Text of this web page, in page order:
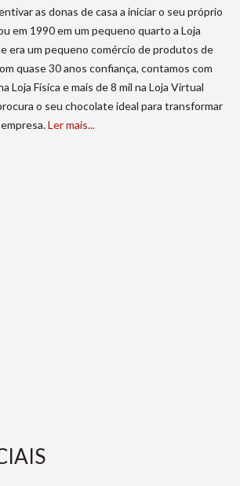
as donas de casa a iniciar o seu próprio
em 1990 em um pequeno quarto a Loja
era um pequeno comércio de produtos de
quase 30 anos confiança, contamos com
Loja Física e mais de 8 mil na Loja Virtual
o seu chocolate ideal para transformar
Ler mais...